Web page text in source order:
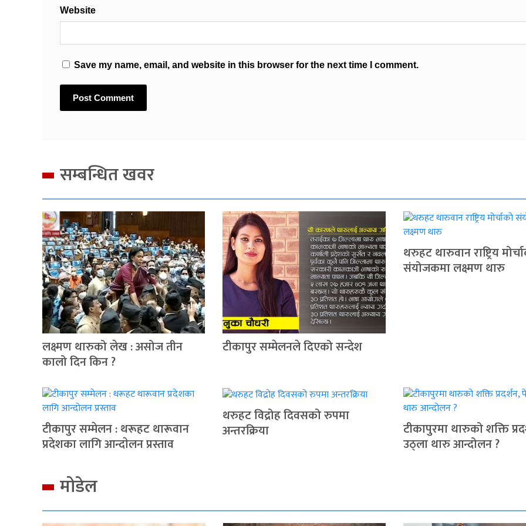
Website
Save my name, email, and website in this browser for the next time I comment.
सम्बन्धित खवर
लक्ष्मण थारुको लेख : असोज तीन
कालो दिन किन ?
टीकापुर सम्मेलनले दिएको सन्देश
थरुहट थारुवान राष्ट्रिय
संयोजकमा लक्ष्मण थारु
टीकापुर सम्मेलन : थरूहट थारूवान
प्रदेशका लागि आन्दाेलन प्रस्ताव
थरुहट विद्रोह दिवसको रुपमा
अन्तरक्रिया टीकापुरमा थारुको शक्ति
उठ्ला थारु आन्दोलन ?
मोडेल